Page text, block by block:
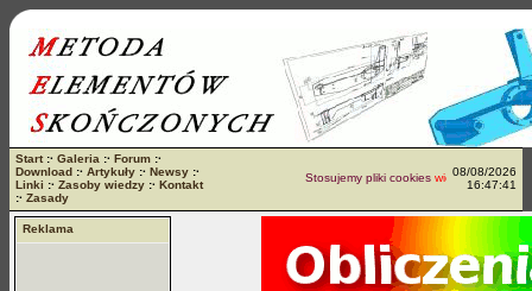
Start:· Galeria :· Forum :·
Download :· Artykuły :· Newsy :·
Linki :· Zasoby wiedzy :· Kontakt
:· Zasady
Stosujemy pliki cookieswięcej...08/08/2026
16:47:41
Reklama